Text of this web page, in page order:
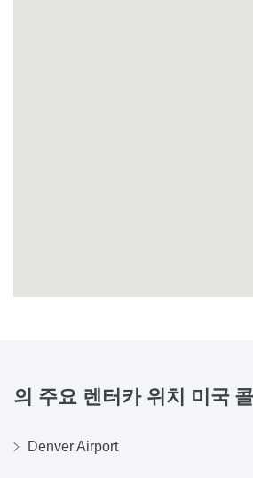
의 주요 렌터카 위치 미국
Denver Airport